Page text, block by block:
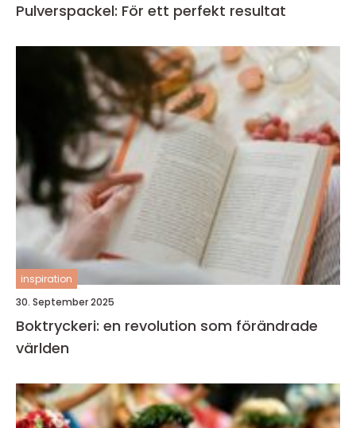
Pulverspackel: För ett perfekt resultat
inspiration
30. September 2025
Boktryckeri: en revolution som förändrade
världen